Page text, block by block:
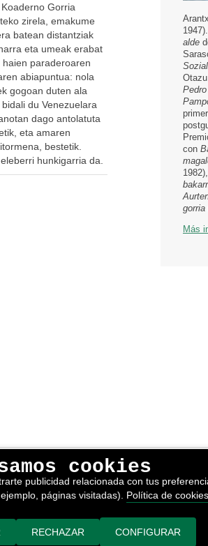
Gorria
zirela, emakume
batean distantziak
eta umeak erabat
paraderoaren
abiapuntua: nola
gogoan duten ala
du Venezuelara
dago antolatuta
eta amaren
bestetik.
hunkigarria da.
alde
Otazu
con
gorria
Más
cookies
publicidad relacionada con tus
páginas visitadas). Política de cookies
CONFIGURAR
RECHAZAR